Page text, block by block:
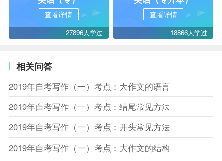
查看详情
27896人学过
查看详情
18866人学过
相关问答
2019年自考写作（一）考点：大作文的语言
2019年自考写作（一）考点：结尾常见方法
2019年自考写作（一）考点：开头常见方法
2019年自考写作（一）考点：大作文的结构